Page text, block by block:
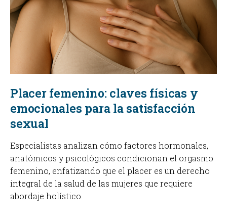
Placer femenino: claves físicas y
emocionales para la satisfacción
sexual
Especialistas analizan cómo factores hormonales,
anatómicos y psicológicos condicionan el orgasmo
femenino, enfatizando que el placer es un derecho
integral de la salud de las mujeres que requiere
abordaje holístico.